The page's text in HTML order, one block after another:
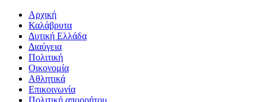
Αρχική
Καλάβρυτα
Δυτική Ελλάδα
Διαύγεια
Πολιτική
Οικονομία
Αθλητικά
Επικοινωνία
Πολιτική απορρήτου